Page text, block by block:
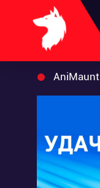
AniMaunt